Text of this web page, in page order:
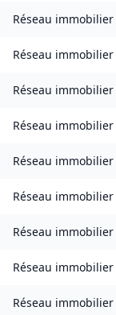
Réseau immobilier
Réseau immobilier
Réseau immobilier
Réseau immobilier
Réseau immobilier
Réseau immobilier
Réseau immobilier
Réseau immobilier
Réseau immobilier